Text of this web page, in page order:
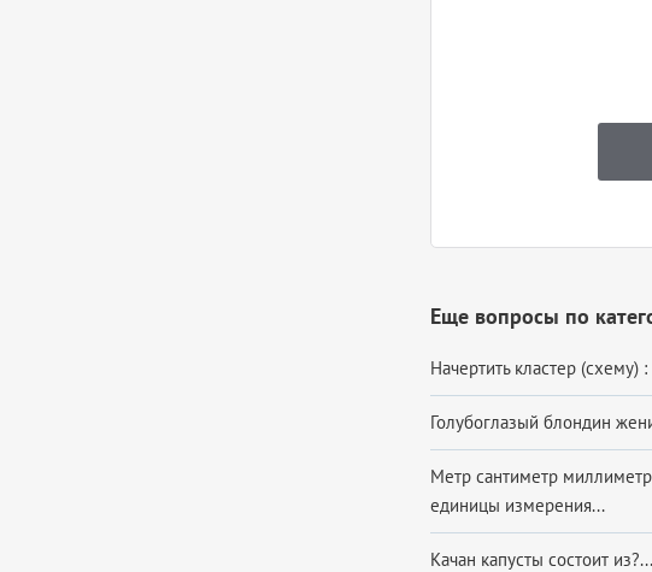
Еще вопросы по
Начертить кластер
Голубоглазый блондин
Метр сантиметр
единицы измерения​...
Качан капусты состоит из?...